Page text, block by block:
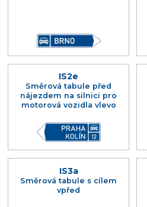
IS2e
Směrová tabule před
nájezdem na silnici pro
motorová vozidla vlevo
IS3a
Směrová tabule s cílem
vpřed